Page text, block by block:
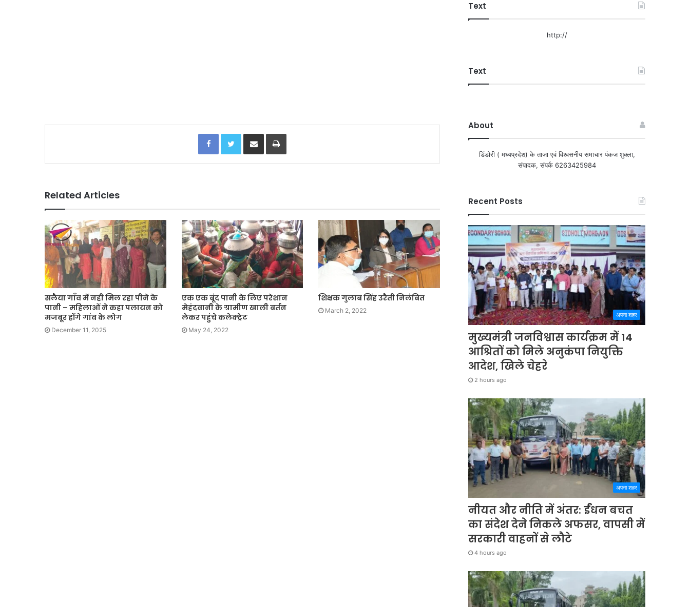
Facebook Twitter
Related Articles
सलैया गाँव में नही मिल रहा पीने के
पानी – महिलाओं ने कहा पलायन को
मजबूर होंगे गांव के लोग
December 11, 2025
एक एक बूंद पानी के लिए परेशान
मेहंदवानी के ग्रामीण खाली बर्तन
लेकर पहुंचे कलेक्ट्रेट
May 24, 2022
शिक्षक गुलाब सिंह उरैती निलंबित
March 2, 2022
Text
http://
Text
About
डिंडोरी ( मध्यप्रदेश) के ताजा एवं विश्वसनीय समाचार पंकज शुक्ला,
संपादक, संपर्क 6263425984
Recent Posts
अपना शहर
मुख्यमंत्री जनविश्वास कार्यक्रम में 14
आश्रितों को मिले अनुकंपा नियुक्ति
आदेश, खिले चेहरे
2 hours ago
अपना शहर
नीयत और नीति में अंतर: ईंधन बचत
का संदेश देने निकले अफसर, वापसी में
सरकारी वाहनों से लौटे
4 hours ago